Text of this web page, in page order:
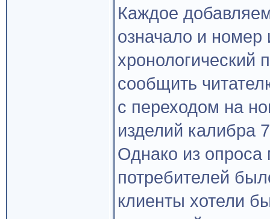
Каждое
означало и номер
хронологический
сообщить
с переходом на
изделий
Однако из опроса
потребителей
клиенты хотели